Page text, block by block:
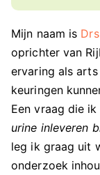
Mijn naam is
oprichter van
ervaring als
keuringen
Een vraag die
urine inleveren
leg ik graag uit
onderzoek